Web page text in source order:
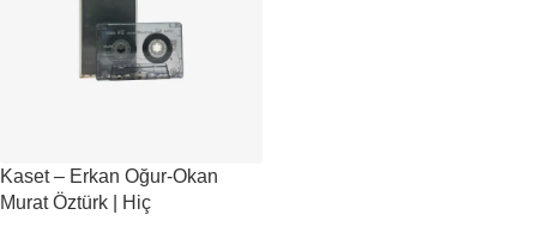
Kaset – Erkan Oğur-Okan
Murat Öztürk | Hiç